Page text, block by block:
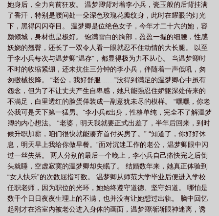
语 星星之火的意思二年级上册 星星之火可燎原的理解 星星之火猜一数
字 星星之火可以撩源出自 星星之火是aabc的词语吗 星星之火指的是什
么 星星之火可以燎原是谁说的 星星之火读音 星星之火的拼音 星星之火
造句简单一点 星星之火表面上指的是什么实际上指的是什么 星星之火类似的词
语AABC 星星之火代表什么数字 星星之火舞蹈 星星之火可以燎原原
文 星星之火是四字词语吗 星星之火这样的词语有哪些 星星之火是成语
吗 星星之火亦可燎原出自什么地方 星星之火是光源吗 星星之火指的是什么
意思二年级 星星之火在课文中指的是什么 星星之火aabc式的词语二年
级 星星之火可以燎源 星星之火指的是 星星之火可以撩源在哪个地方提
出 星星之火猜数字 星星之火英语 星星之火美剧 星星之火亦可燎原读后
感 星星之火可以撩源文章 星星之火能够燎原是什么意思 星星之火作
么意思 星星之火的意思 星星之火可燎原的意思 星星之火可以撩源背
景 星星之火打一最佳生肖 星星之火可以撩你全文免费阅读 星星之火免费阅
读 星星之火下一句怎么接 星星之火电视剧 星星之火造句二年级 星星之
她身后，全力向前狂攻。 温梦卿背对着李小兵，瓷玉般的后背挂满
了香汗，特别是腰间处一朵深色玫瑰花瓣纹身，此时在耀眼的灯光
下，黑得闪闪夺目。 温梦卿是位绝色女子，今年才二十六的她，容
颜倾城，身材也是极好。 饱满雪白的胸部，盈盈一握的细腰，性感
妖娆的翘臀，还长了一双令人看一眼就忍不住动情的大长腿。 以至
于李小兵每次与温梦卿“温存”，都显得极为力不从心。 当温梦卿时
不时的收缩紧绷，还未抗住三分钟的李小兵，伴随着一声低吼，匆
匆缴械投降。 “老公，我好舒服……”没得到满足的温梦卿心中虽有
怨念，但为了不让丈夫产生自卑感，她只能强忍住娇躯深处传来的
不满足，白里透红的脸蛋佯装成一副意犹未尽的模样。 “嘿嘿，你老
公我可是天下第一猛男。”李小兵it出身，性格单纯，完全不了解温梦
卿的内心想法。 “老婆，明天我就要正式出差了，半年后回来，到时
候升职加薪，咱们很快就能凑齐首付买房了。” “知道了，你好好休
息，明天早上我给你做早餐。”面对沉迷工作的老公，温梦卿眼中闪
过一丝失落。 两人分别的最后一个晚上，李小兵自己痛快完之后倒
头就睡，空虚寂寞的温梦卿却失眠了。 结婚数年来，她真正体验到
“女人快乐”的次数屈指可数。 温梦卿从师范大学毕业后便进入学校
任职老师，因为职位的光环，她始终遵守道德、坚守妇道。 哪怕是
数千个日日夜夜生理上的不满，也并没有让她想过出轨。 脑中回忆
起刚才在浴室内被老公进入身体的画面，温梦卿渐渐眼神迷离，诱